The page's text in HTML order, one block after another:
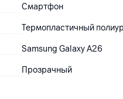
Смартфон
Термопластичный
Samsung Galaxy A26
Прозрачный